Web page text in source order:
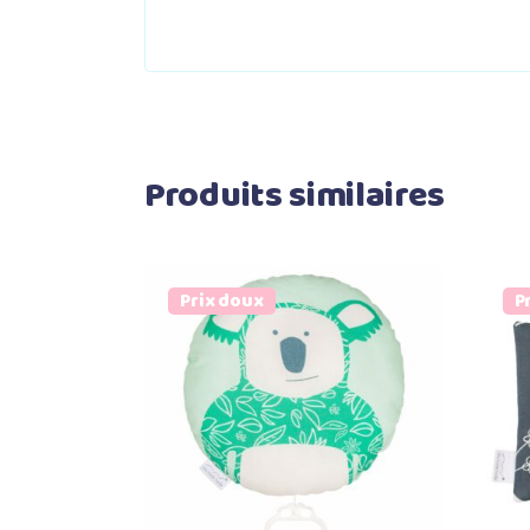
Produits similaires
Prix doux
Select options